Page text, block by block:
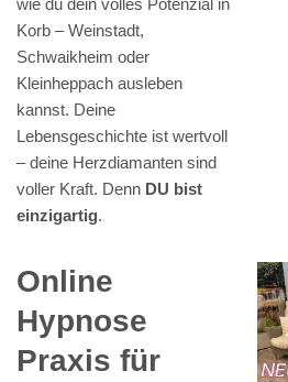
wie du dein volles Potenzial in
Korb – Weinstadt,
Schwaikheim oder
Kleinheppach ausleben
kannst. Deine
Lebensgeschichte ist wertvoll
– deine Herzdiamanten sind
voller Kraft. Denn DU bist
einzigartig.
Online
Hypnose
Praxis für